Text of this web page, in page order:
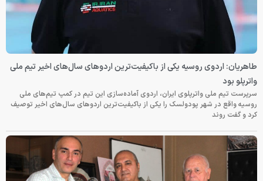
طاهریان: اردوی روسیه یکی از باکیفیت‌ترین اردوهای سال‌های اخیر تیم ملی
واترپلو بود
سرپرست تیم ملی واترپلوی ایران، اردوی آماده‌سازی این تیم در کمپ تیم‌های ملی
روسیه واقع در شهر پودولسک را یکی از باکیفیت‌ترین اردوهای سال‌های اخیر توصیف
کرد و گفت روند